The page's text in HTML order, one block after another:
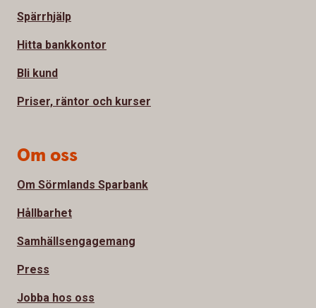
Spärrhjälp
Hitta bankkontor
Bli kund
Priser, räntor och kurser
Om oss
Om Sörmlands Sparbank
Hållbarhet
Samhällsengagemang
Press
Jobba hos oss